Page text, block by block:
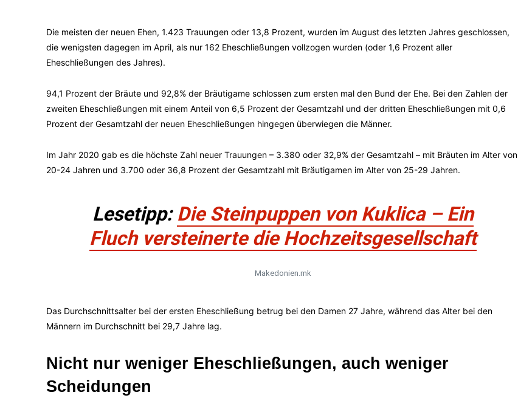
Die meisten der neuen Ehen, 1.423 Trauungen oder 13,8 Prozent, wurden im August des letzten Jahres geschlossen,
die wenigsten dagegen im April, als nur 162 Eheschließungen vollzogen wurden (oder 1,6 Prozent aller
Eheschließungen des Jahres).
94,1 Prozent der Bräute und 92,8% der Bräutigame schlossen zum ersten mal den Bund der Ehe. Bei den Zahlen der
zweiten Eheschließungen mit einem Anteil von 6,5 Prozent der Gesamtzahl und der dritten Eheschließungen mit 0,6
Prozent der Gesamtzahl der neuen Eheschließungen hingegen überwiegen die Männer.
Im Jahr 2020 gab es die höchste Zahl neuer Trauungen – 3.380 oder 32,9% der Gesamtzahl – mit Bräuten im Alter von
20-24 Jahren und 3.700 oder 36,8 Prozent der Gesamtzahl mit Bräutigamen im Alter von 25-29 Jahren.
Lesetipp: Die Steinpuppen von Kuklica – Ein
Fluch versteinerte die Hochzeitsgesellschaft
Makedonien.mk
Das Durchschnittsalter bei der ersten Eheschließung betrug bei den Damen 27 Jahre, während das Alter bei den
Männern im Durchschnitt bei 29,7 Jahre lag.
Nicht nur weniger Eheschließungen, auch weniger
Scheidungen